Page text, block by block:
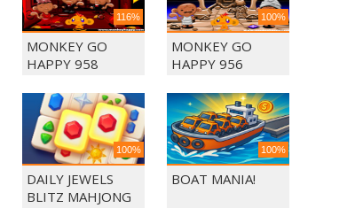
116%
MONKEY GO
HAPPY 958
100%
MONKEY GO
HAPPY 956
100%
DAILY JEWELS
BLITZ MAHJONG
100%
BOAT MANIA!